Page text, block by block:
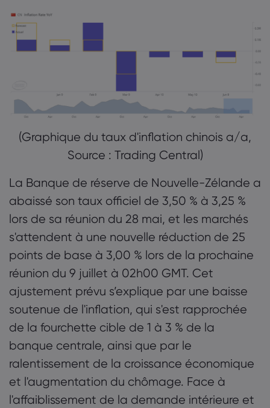
(Graphique du taux d'inflation chinois a/a,
Source : Trading Central)
La Banque de réserve de Nouvelle-Zélande a
abaissé son taux officiel de 3,50 % à 3,25 %
lors de sa réunion du 28 mai, et les marchés
s'attendent à une nouvelle réduction de 25
points de base à 3,00 % lors de la prochaine
réunion du 9 juillet à 02h00 GMT. Cet
ajustement prévu s’explique par une baisse
soutenue de l'inflation, qui s'est rapprochée
de la fourchette cible de 1 à 3 % de la
banque centrale, ainsi que par le
ralentissement de la croissance économique
et l'augmentation du chômage. Face à
l'affaiblissement de la demande intérieure et